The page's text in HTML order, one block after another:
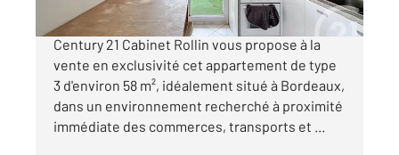
FONDAUDEGE - RUE TURENNE Votre agence
Century 21 Cabinet Rollin vous propose à la
vente en exclusivité cet appartement de type
3 d'environ 58 m², idéalement situé à Bordeaux,
dans un environnement recherché à proximité
immédiate des commerces, transports et ...